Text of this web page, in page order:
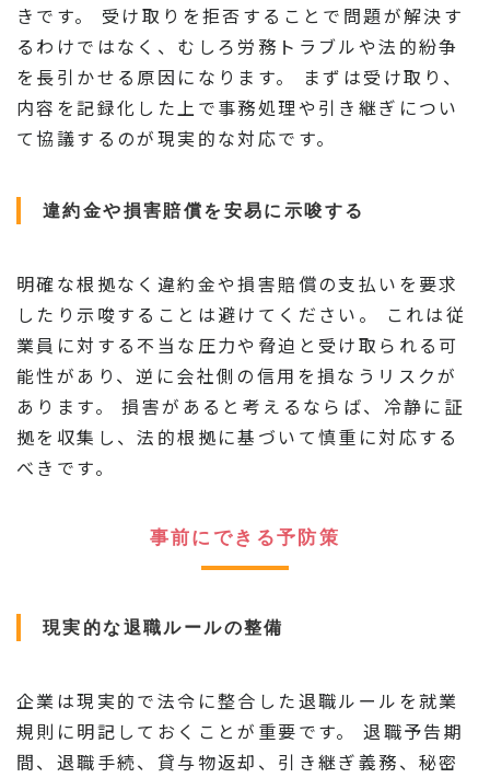
きです。 受け取りを拒否することで問題が解決す
るわけではなく、むしろ労務トラブルや法的紛争
を長引かせる原因になります。 まずは受け取り、
内容を記録化した上で事務処理や引き継ぎについ
て協議するのが現実的な対応です。
違約金や損害賠償を安易に示唆する
明確な根拠なく違約金や損害賠償の支払いを要求
したり示唆することは避けてください。 これは従
業員に対する不当な圧力や脅迫と受け取られる可
能性があり、逆に会社側の信用を損なうリスクが
あります。 損害があると考えるならば、冷静に証
拠を収集し、法的根拠に基づいて慎重に対応する
べきです。
事前にできる予防策
現実的な退職ルールの整備
企業は現実的で法令に整合した退職ルールを就業
規則に明記しておくことが重要です。 退職予告期
間、退職手続、貸与物返却、引き継ぎ義務、秘密